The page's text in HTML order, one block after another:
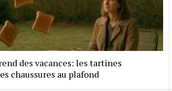
des vacances: les tartines
chaussures au plafond